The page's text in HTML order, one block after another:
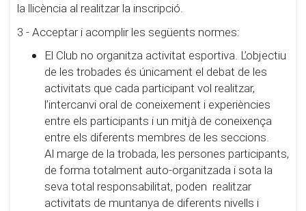
la llicència al realitzar la inscripció.
3 - Acceptar i acomplir les següents normes:
El Club no organitza activitat esportiva. L’objectiu
de les trobades és únicament el debat de les
activitats que cada participant vol realitzar,
l’intercanvi oral de coneixement i experiències
entre els participants i un mitjà de coneixença
entre els diferents membres de les seccions.
Al marge de la trobada, les persones participants,
de forma totalment auto-organitzada i sota la
seva total responsabilitat, poden realitzar
activitats de muntanya de diferents nivells i